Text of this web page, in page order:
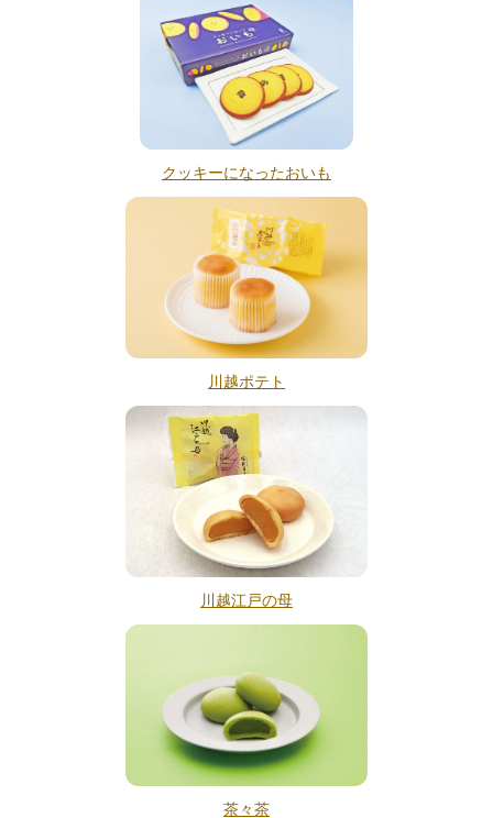
クッキーになったおいも
川越ポテト
川越江戸の母
茶々茶